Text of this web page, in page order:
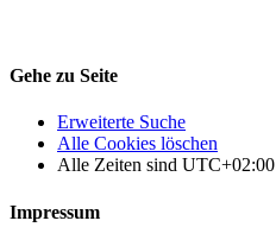
Gehe zu Seite
Erweiterte Suche
Alle Cookies löschen
Alle Zeiten sind UTC+02:00
Impressum